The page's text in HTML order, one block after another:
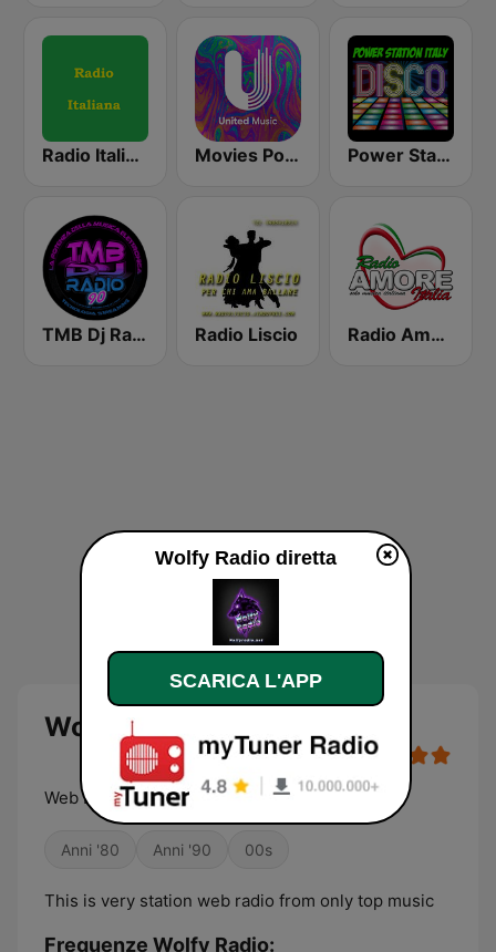
Radio Italiana Movies Pop Hits - United Music Power Station Italy
TMB Dj Radio 90 Radio Liscio Radio Amore Italia
Wolfy Radio diretta
Web Different Radio
Anni '80 Anni '90 00s
This is very station web radio from only top music
Frequenze Wolfy Radio:
Wolfy Radio diretta
SCARICA L'APP